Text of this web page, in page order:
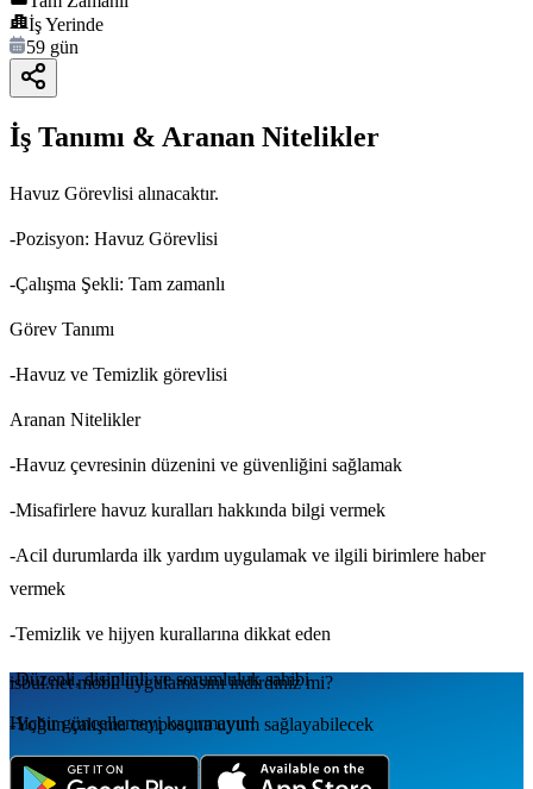
İş Yerinde
59 gün
İş Tanımı & Aranan Nitelikler
Havuz Görevlisi alınacaktır.
-Pozisyon: Havuz Görevlisi
-Çalışma Şekli: Tam zamanlı
Görev Tanımı
-Havuz ve Temizlik görevlisi
Aranan Nitelikler
-Havuz çevresinin düzenini ve güvenliğini sağlamak
-Misafirlere havuz kuralları hakkında bilgi vermek
-Acil durumlarda ilk yardım uygulamak ve ilgili birimlere haber
vermek
-Temizlik ve hijyen kurallarına dikkat eden
-Düzenli, disiplinli ve sorumluluk sahibi
-Yoğun çalışma temposuna uyum sağlayabilecek
-Takım çalışmasına yatkın
isbul.netmobil uygulamаsını indirdiniz mi?
Hiçbir güncellemeyi kaçırmayın!